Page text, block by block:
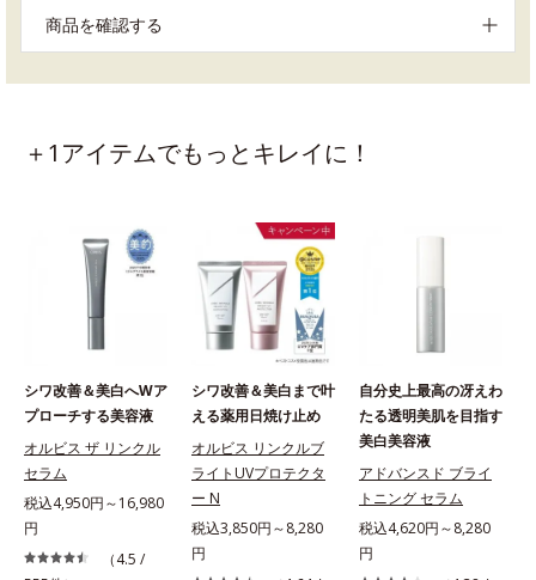
商品を確認する
＋1アイテムでもっとキレイに！
シワ改善＆美白へWア
プローチする美容液
オルビス ザ リンクル
セラム
税込4,950円～16,980
円
（4.5 /
シワ改善＆美白まで叶
える薬用日焼け止め
オルビス リンクルブ
ライトUVプロテクタ
ー N
税込3,850円～8,280
円
自分史上最高の冴えわ
たる透明美肌を目指す
美白美容液
アドバンスド ブライ
トニング セラム
税込4,620円～8,280
円